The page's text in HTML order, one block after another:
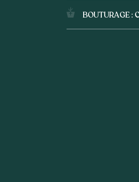
BOUTURAGE :